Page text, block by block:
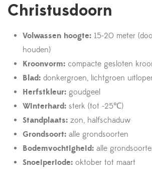
Christusdoorn
Volwassen hoogte: 15-20 meter
houden)
Kroonvorm: compacte gesloten
Blad: donkergroen, lichtgroen
Herfstkleur: goudgeel
Winterhard: sterk (tot -25℃)
Standplaats: zon, halfschaduw
Grondsoort: alle grondsoorten
Bodemvochtigheid: alle
Snoeiperiode: oktober tot maart